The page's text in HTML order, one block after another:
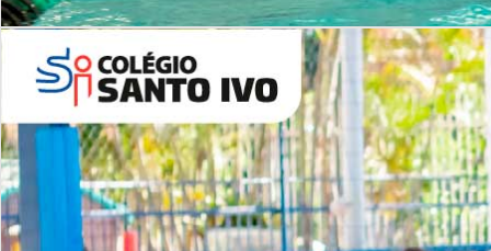
Período Integral | Saiba mais
Lista de vídeos